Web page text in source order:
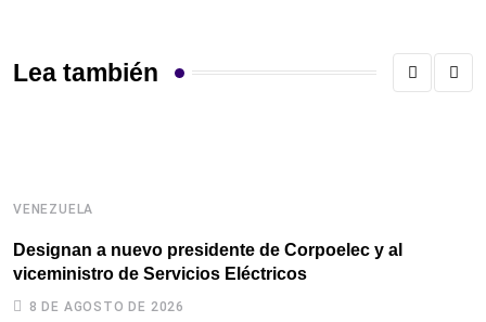
Lea también
VENEZUELA
Designan a nuevo presidente de Corpoelec y al
viceministro de Servicios Eléctricos
8 DE AGOSTO DE 2026